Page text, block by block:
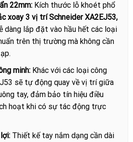
22mm:Kích thước lỗ khoét phổ
xoay 3 vị trí Schneider XA2EJ53,
dàng lắp đặt vào hầu hết các loại
trên thị trường mà không cần
minh:Khác với các loại công
sẽ tự động quay về vị trí giữa
tay, đảm bảo tín hiệu điều
hoạt khi có sự tác động trực
Thiết kế tay nắm dạng cần dài